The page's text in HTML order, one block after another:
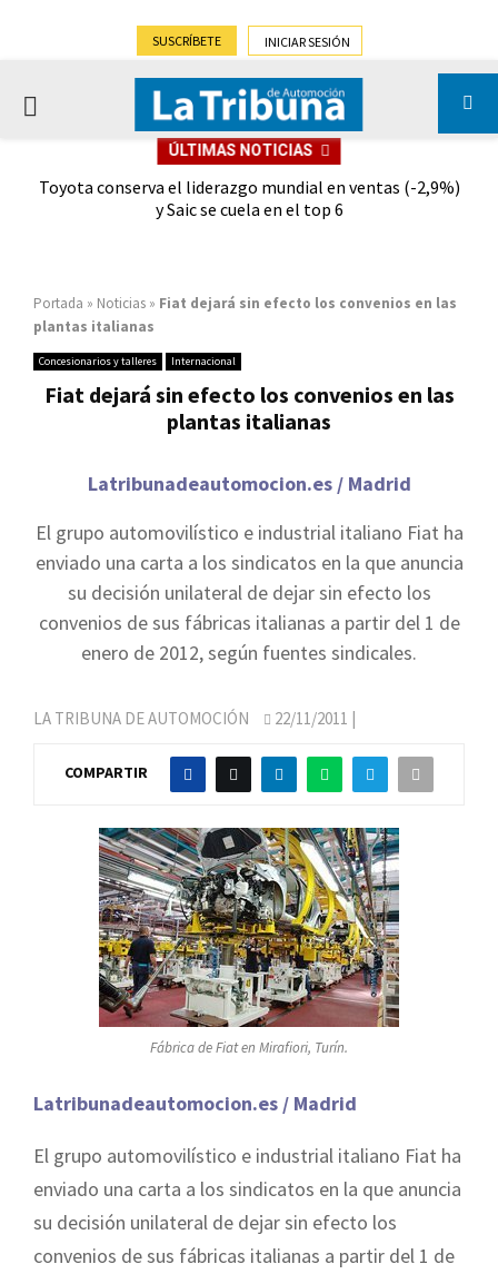
SUSCRÍBETE INICIAR SESIÓN
PRIMARY
ÚLTIMAS NOTICIAS
Toyota conserva el liderazgo mundial en ventas (-2,9%)
y Saic se cuela en el top 6
Portada » Noticias » Fiat dejará sin efecto los convenios en las
plantas italianas
Concesionarios y talleres Internacional
Fiat dejará sin efecto los convenios en las
plantas italianas
Latribunadeautomocion.es / Madrid
El grupo automovilístico e industrial italiano Fiat ha
enviado una carta a los sindicatos en la que anuncia
su decisión unilateral de dejar sin efecto los
convenios de sus fábricas italianas a partir del 1 de
enero de 2012, según fuentes sindicales.
LA TRIBUNA DE AUTOMOCIÓN 22/11/2011 |
COMPARTIR
Fábrica de Fiat en Mirafiori, Turín.
Latribunadeautomocion.es / Madrid
El grupo automovilístico e industrial italiano Fiat ha
enviado una carta a los sindicatos en la que anuncia
su decisión unilateral de dejar sin efecto los
convenios de sus fábricas italianas a partir del 1 de